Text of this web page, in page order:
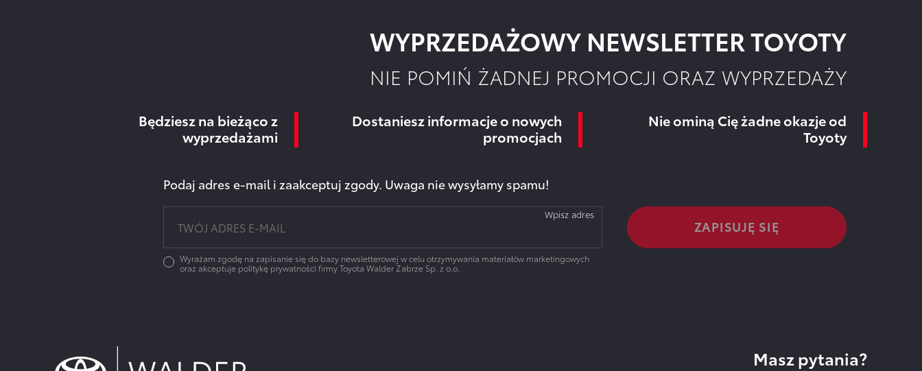
WYPRZEDAŻOWY NEWSLETTER TOYOTY
NIE POMIŃ ŻADNEJ PROMOCJI ORAZ WYPRZEDAŻY
Będziesz na bieżąco z
wyprzedażami
Dostaniesz informacje o nowych
promocjach
Nie ominą Cię żadne okazje od
Toyoty
Podaj adres e-mail i zaakceptuj zgody. Uwaga nie wysyłamy spamu!
Wpisz adres
Wyrażam zgodę na zapisanie się do bazy newsletterowej w celu otrzymywania materiałów marketingowych
oraz akceptuje politykę prywatności firmy Toyota Walder Zabrze Sp. z o.o.
Masz pytania?